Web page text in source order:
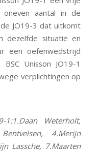
aantal in de
JO19-3 dat uitkomt
dezelfde situatie en
een oefenwedstrijd
Unisson JO19-1
verplichtingen op
1:1.Daan Weterholt,
4.Merijn
Lassche, 7.Maarten